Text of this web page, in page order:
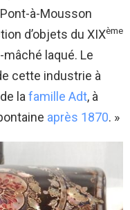
à-Mousson
d’objets du XIXème
laqué. Le
cette industrie à
la famille Adt, à
après 1870. »